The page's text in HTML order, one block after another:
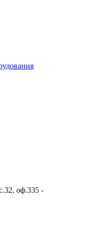
оф.335 -